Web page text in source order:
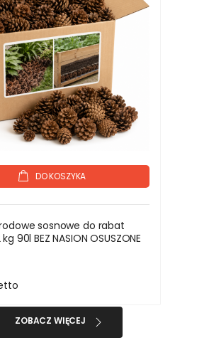
DO KOSZYKA
sosnowe do rabat
90l BEZ NASION OSUSZONE
ZOBACZ WIĘCEJ